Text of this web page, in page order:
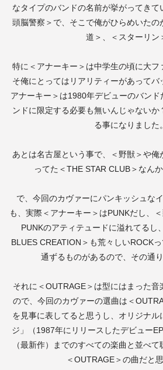
なタイプのバンドの名前が挙がってきて
頭脳警察＞で、そこで俺がひらめいた
道＞、＜スターリン
特に＜アナーキー＞は中学生の頃に大フ
そ俺にとってはリアリティーがあってバ
アナーキー＞は1980年デビューのバンド
ンドに限定する必要も無いんじゃない
る事になりました。
あとは名古屋という事で、＜野獣＞や俺
ってた＜THE STAR CLUB＞なん
で、今回のカヴァーにパンキッシュな
も、実際＜アナーキー＞はPUNKだし、
PUNKのアティテュードに溢れてるし
BLUES CREATION ＞も荒々しいROCK
通ずるものがあるので、その通
それに＜OUTRAGE＞は型にはまった音
ので、今回のカヴァーの選曲は＜
を見事に表してると思うし、オリジナル
ジ」（1987年にリリースしたデビューEP
（最新作）までのすべての楽曲と並べて
＜OUTRAGE＞の曲だと思